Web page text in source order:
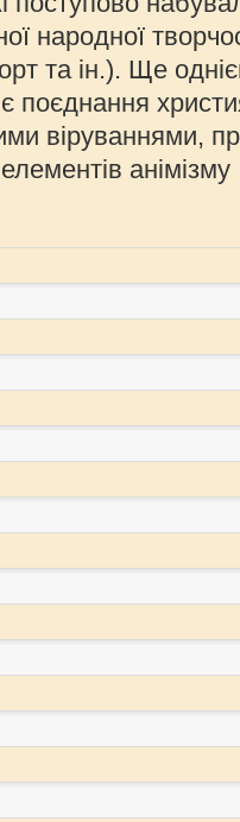
народної
та ін.). Ще
є поєднання
віруваннями,